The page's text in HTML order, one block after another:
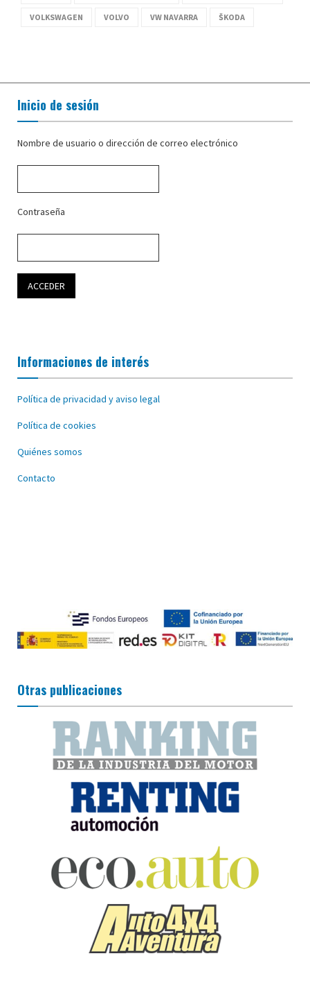
VOLKSWAGEN VOLVO VW NAVARRA ŠKODA
Inicio de sesión
Nombre de usuario o dirección de correo electrónico
Contraseña
Informaciones de interés
Política de privacidad y aviso legal
Política de cookies
Quiénes somos
Contacto
Otras publicaciones